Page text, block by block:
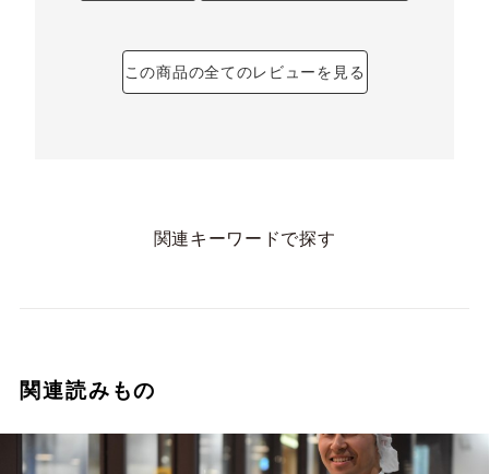
この商品の全てのレビューを見る
関連キーワードで探す
関連読みもの